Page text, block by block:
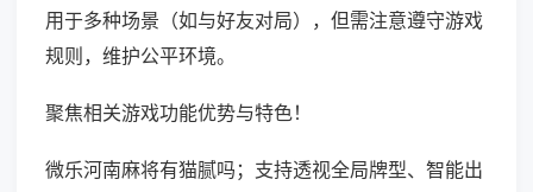
用于多种场景（如与好友对局），但需注意遵守游戏
规则，维护公平环境。
聚焦相关游戏功能优势与特色！
微乐河南麻将有猫腻吗；支持透视全局牌型、智能出